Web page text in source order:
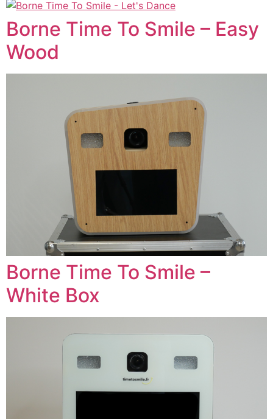
Borne Time To Smile – Easy
Wood
Borne Time To Smile –
White Box